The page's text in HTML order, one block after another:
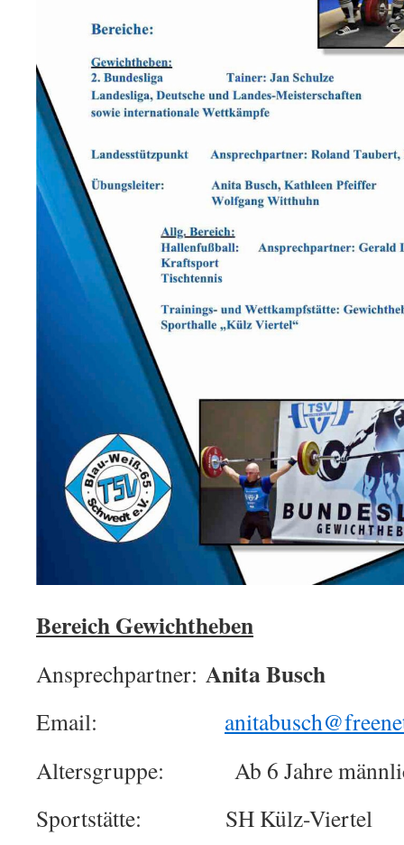
Bereich Gewichtheben
Ansprechpartner: Anita Busch
Email:
Altersgruppe: Ab 6 Jahre
Sportstätte: SH Külz-Viertel